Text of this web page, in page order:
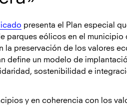
presenta el Plan especial
parques eólicos en el municipio
la preservación de los valores
define un modelo de
sostenibilidad e
y en coherencia con los